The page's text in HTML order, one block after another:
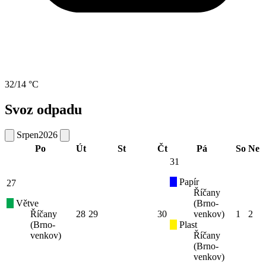
32/14 °C
Svoz odpadu
Srpen2026
Po
Út St Čt Pá So Ne
27
Větve
Říčany
(Brno-
venkov)
28 29 30
31
Papír
Říčany
(Brno-
venkov)
Plast
Říčany
(Brno-
venkov)
1 2